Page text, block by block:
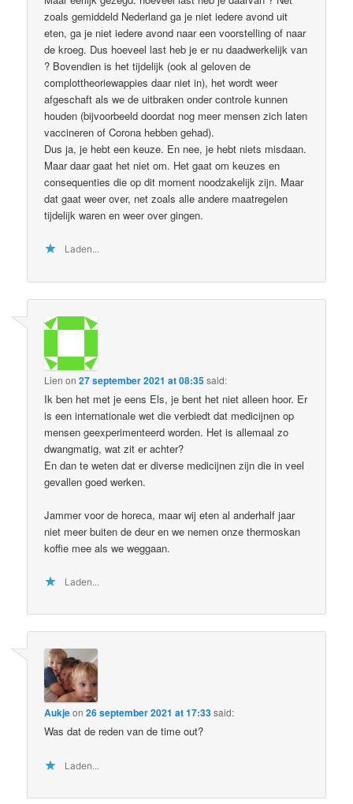
zoals gemiddeld Nederland ga je niet iedere avond uit
eten, ga je niet iedere avond naar een voorstelling of naar
de kroeg. Dus hoeveel last heb je er nu daadwerkelijk van
? Bovendien is het tijdelijk (ook al geloven de
complottheoriewappies daar niet in), het wordt weer
afgeschaft als we de uitbraken onder controle kunnen
houden (bijvoorbeeld doordat nog meer mensen zich laten
vaccineren of Corona hebben gehad).
Dus ja, je hebt een keuze. En nee, je hebt niets misdaan.
Maar daar gaat het niet om. Het gaat om keuzes en
consequenties die op dit moment noodzakelijk zijn. Maar
dat gaat weer over, net zoals alle andere maatregelen
tijdelijk waren en weer over gingen.
Laden...
Lien on27 september 2021 at 08:35said:
Ik ben het met je eens Els, je bent het niet alleen hoor. Er
is een internationale wet die verbiedt dat medicijnen op
mensen geexperimenteerd worden. Het is allemaal zo
dwangmatig, wat zit er achter?
En dan te weten dat er diverse medicijnen zijn die in veel
gevallen goed werken.
Jammer voor de horeca, maar wij eten al anderhalf jaar
niet meer buiten de deur en we nemen onze thermoskan
koffie mee als we weggaan.
Laden...
Aukjeon26 september 2021 at 17:33said:
Was dat de reden van de time out?
Laden...